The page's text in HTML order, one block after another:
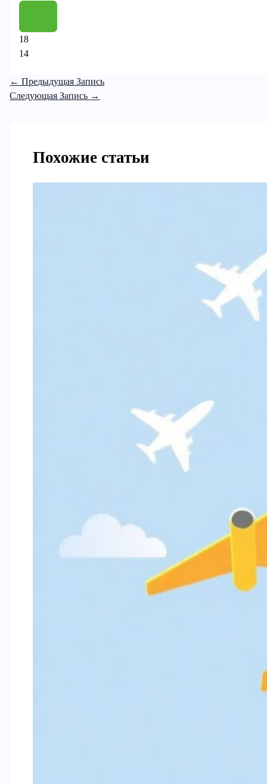
18
14
← Предыдущая Запись
Следующая Запись →
Похожие статьи